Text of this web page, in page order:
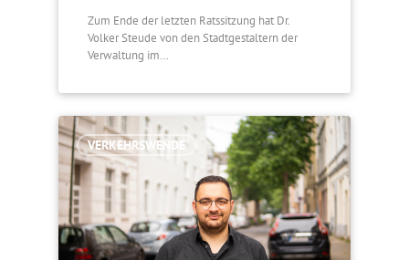
Zum Ende der letzten Ratssitzung hat Dr.
Volker Steude von den Stadtgestaltern der
Verwaltung im…
VERKEHRSWENDE